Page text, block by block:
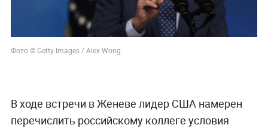
Фото © Getty Images / Alex Wong
В ходе встречи в Женеве лидер США намерен
перечислить российскому коллеге условия